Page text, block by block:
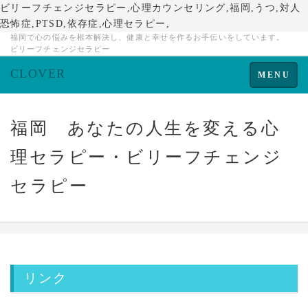
ビリーフチェンジセラピー,心理カウンセリング,福岡,うつ,対人
恐怖症,PTSD,依存症,心理セラピー,
福岡で心の悩みを根本解決し、健康と幸せを作るお手伝いをしています。
ビリーフチェンジセラピー
Toggle
navigation
MENU
CLOVER
福岡 あなたの人生を変える心
理セラピー・ビリーフチェンジ
セラピー
リンク